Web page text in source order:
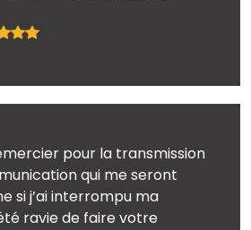
pour la transmission
qui me seront
si j’ai interrompu ma
ravie de faire votre